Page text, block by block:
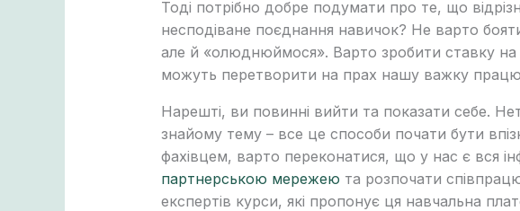
Тоді потрібно добре подумати про те, що
несподіване поєднання навичок? Не варто
але й «олюднюймося». Варто зробити ставку на
можуть перетворити на прах нашу важку
Нарешті, ви повинні вийти та показати себе.
знайому тему – все це способи почати бути
фахівцем, варто переконатися, що у нас є вся
партнерською мережею та розпочати
експертів курси, які пропонує ця навчальна